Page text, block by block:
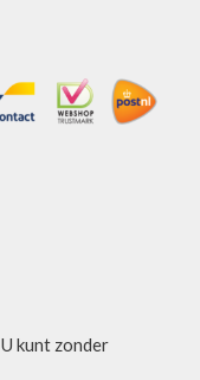
kunt zonder